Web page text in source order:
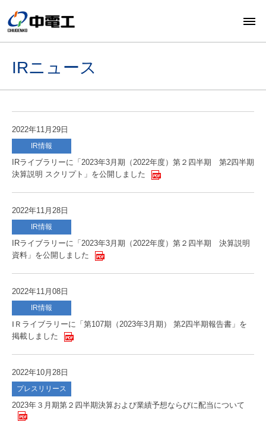
IRニュース
2022年11月29日
IR情報
IRライブラリーに「2023年3月期（2022年度）第２四半期 第2四半期
決算説明 スクリプト」を公開しました
2022年11月28日
IR情報
IRライブラリーに「2023年3月期（2022年度）第２四半期 決算説明
資料」を公開しました
2022年11月08日
IR情報
ⅠＲライブラリーに「第107期（2023年3月期） 第2四半期報告書」を
掲載しました
2022年10月28日
プレスリリース
2023年３月期第２四半期決算および業績予想ならびに配当について